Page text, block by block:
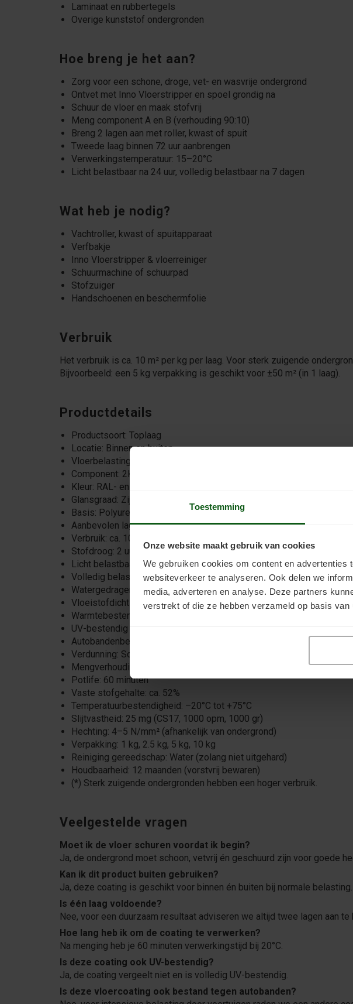
Toestemming
Onze website maakt gebruik van cookies
We gebruiken cookies om content en
websiteverkeer te analyseren. Ook delen we
media, adverteren en analyse. Deze partners
verstrekt of die ze hebben verzameld op basis
Laminaat en rubbertegels
Overige kunststof ondergronden
Hoe breng je het aan?
Zorg voor een schone, droge, vet- en wasvrije ondergrond
Ontvet met Inno Vloerstripper en spoel grondig na
Schuur de vloer en maak stofvrij
Meng component A en B (verhouding 90:10)
Breng 2 lagen aan met roller, kwast of spuit
Tweede laag binnen 72 uur aanbrengen
Verwerkingstemperatuur: 15–20°C
Licht belastbaar na 24 uur, volledig belastbaar na 7 dagen
Wat heb je nodig?
Vachtroller, kwast of spuitapparaat
Verfbakje
Inno Vloerstripper & vloerreiniger
Schuurmachine of schuurpad
Stofzuiger
Handschoenen en beschermfolie
Verbruik
Het verbruik is ca. 10 m² per kg per laag. Voor sterk zuigende
Bijvoorbeeld: een 5 kg verpakking is geschikt voor ±50 m² (in 1 laag).
Productdetails
Productsoort: Toplaag
Locatie: Binnen en buiten
Vloerbelasting: Normaal
Component: 2K (90:10)
Kleur: RAL- en NCS-kleuren
Glansgraad: Zijdemat of mat
Basis: Polyurethaan
Aanbevolen lagen: 2
Verbruik: ca. 10 m²/kg per laag*
Stofdroog: 2 uur (20°C)
Licht belastbaar: 24 uur (20°C)
Volledig belastbaar: 7 dagen (20°C)
Watergedragen: Ja
Vloeistofdicht / dampdoorlatend: Ja
Warmtebestendig: Ja
UV-bestendig / niet vergelend: Ja
Autobandenbestendig: Nee
Verdunning: Schoon leidingwater max. 5%
Mengverhouding: 90:10
Potlife: 60 minuten
Vaste stofgehalte: ca. 52%
Temperatuurbestendigheid: –20°C tot +75°C
Slijtvastheid: 25 mg (CS17, 1000 opm, 1000 gr)
Hechting: 4–5 N/mm² (afhankelijk van ondergrond)
Verpakking: 1 kg, 2.5 kg, 5 kg, 10 kg
Reiniging gereedschap: Water (zolang niet uitgehard)
Houdbaarheid: 12 maanden (vorstvrij bewaren)
(*) Sterk zuigende ondergronden hebben een hoger verbruik.
Veelgestelde vragen
Moet ik de vloer schuren voordat ik begin?
Ja, de ondergrond moet schoon, vetvrij én geschuurd zijn voor goede
Kan ik dit product buiten gebruiken?
Ja, deze coating is geschikt voor binnen én buiten bij normale belasting.
Is één laag voldoende?
Nee, voor een duurzaam resultaat adviseren we altijd twee lagen aan te
Hoe lang heb ik om de coating te verwerken?
Na menging heb je 60 minuten verwerkingstijd bij 20°C.
Is deze coating ook UV-bestendig?
Ja, de coating vergeelt niet en is volledig UV-bestendig.
Is deze vloercoating ook bestand tegen autobanden?